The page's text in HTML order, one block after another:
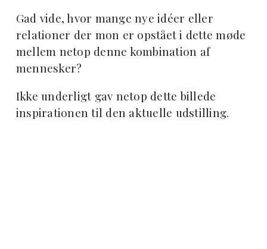
Gad vide, hvor mange nye idéer eller
relationer der mon er opstået i dette møde
mellem netop denne kombination af
mennesker?
Ikke underligt gav netop dette billede
inspirationen til den aktuelle udstilling.